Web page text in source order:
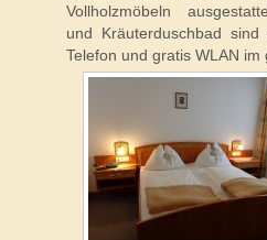
Vollholzmöbeln
und Kräuterduschbad sind
Telefon und gratis WLAN im